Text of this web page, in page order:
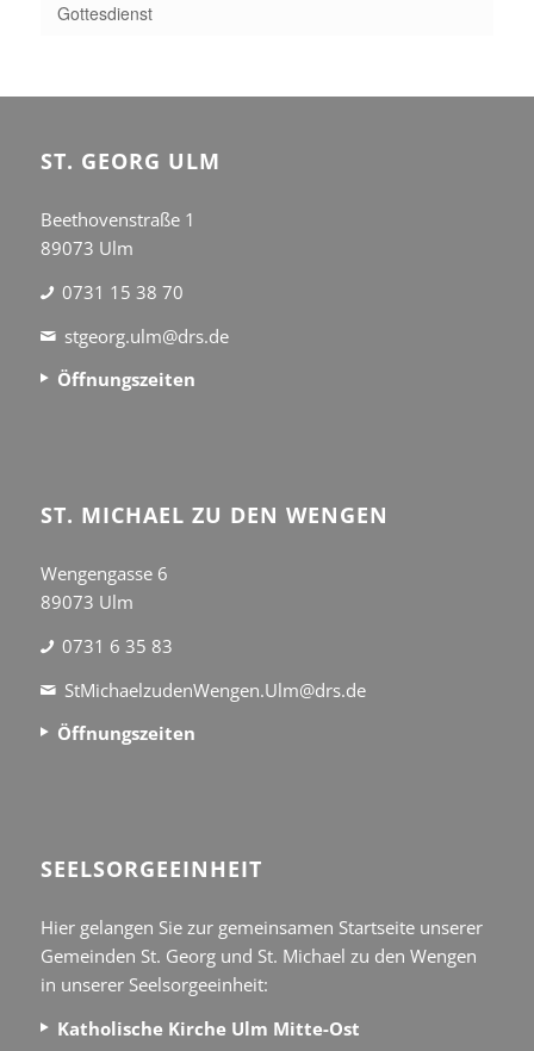
Gottesdienst
ST. GEORG ULM
Beethovenstraße 1
89073 Ulm
0731 15 38 70
stgeorg.ulm@drs.de
Öffnungszeiten
ST. MICHAEL ZU DEN WENGEN
Wengengasse 6
89073 Ulm
0731 6 35 83
StMichaelzudenWengen.Ulm@drs.de
Öffnungszeiten
SEEL­SORGE­EINHEIT
Hier gelangen Sie zur gemeinsamen Startseite unserer
Gemeinden St. Georg und St. Michael zu den Wengen
in unserer Seelsorgeeinheit:
Katholische Kirche Ulm Mitte-Ost